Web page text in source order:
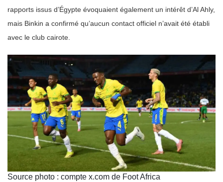
rapports issus d’Égypte évoquaient également un intérêt d’Al Ahly,
mais Binkin a confirmé qu’aucun contact officiel n’avait été établi
avec le club cairote.
Source photo : compte x.com de Foot Africa